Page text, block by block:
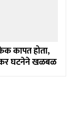
कापत होता,
घटनेने खळबळ